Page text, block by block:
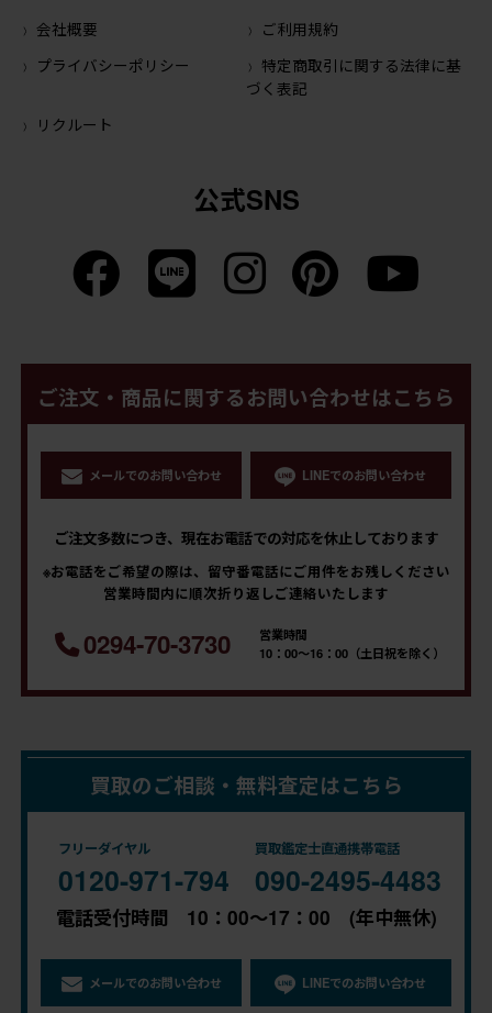
会社概要
ご利用規約
プライバシーポリシー
特定商取引に関する法律に基
づく表記
リクルート
公式SNS
ご注文・商品に関するお問い合わせはこちら
メールでのお問い合わせ LINEでのお問い合わせ
ご注文多数につき、現在お電話での対応を休止しております
※お電話をご希望の際は、留守番電話にご用件をお残しください
営業時間内に順次折り返しご連絡いたします
0294-70-3730
営業時間
10：00～16：00（土日祝を除く）
買取のご相談・無料査定はこちら
フリーダイヤル
0120-971-794
買取鑑定士直通携帯電話
090-2495-4483
電話受付時間 10：00～17：00 (年中無休)
メールでのお問い合わせ LINEでのお問い合わせ